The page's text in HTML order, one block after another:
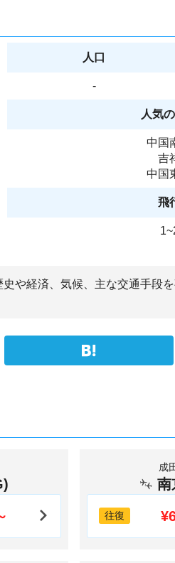
人口
-
人気
中国
吉
中国
飛
や経済、気候、主な交通手段
成
南
往復